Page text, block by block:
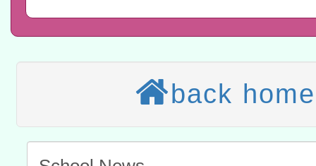
讀推動專業研習
科技賦能─人工智慧(AI)工
程
A3數位素養講師名單
「數位內容與教學軟體線
t」
有關大陸委員會函釋公務
back home